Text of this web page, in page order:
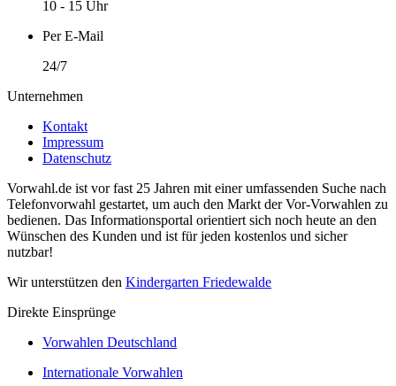
10 - 15 Uhr
Per E-Mail
24/7
Unternehmen
Kontakt
Impressum
Datenschutz
Vorwahl.de ist vor fast 25 Jahren mit einer umfassenden Suche nach
Telefonvorwahl gestartet, um auch den Markt der Vor-Vorwahlen zu
bedienen. Das Informationsportal orientiert sich noch heute an den
Wünschen des Kunden und ist für jeden kostenlos und sicher
nutzbar!
Wir unterstützen den Kindergarten Friedewalde
Direkte Einsprünge
Vorwahlen Deutschland
Internationale Vorwahlen